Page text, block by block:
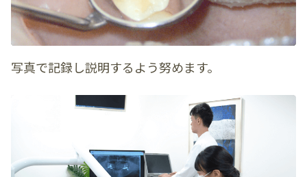
写真で記録し説明するよう努めます。